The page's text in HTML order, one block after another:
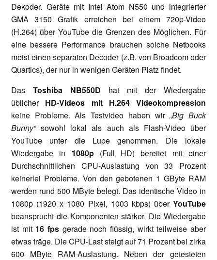
Dekoder. Geräte mit Intel Atom N550 und integrierter
GMA 3150 Grafik erreichen bei einem 720p-Video
(H.264) über YouTube die Grenzen des Möglichen. Für
eine bessere Performance brauchen solche Netbooks
meist einen separaten Decoder (z.B. von Broadcom oder
Quartics), der nur in wenigen Geräten Platz findet.
Das Toshiba NB550D hat mit der Wiedergabe
üblicher HD-Videos mit H.264 Videokompression
keine Probleme. Als Testvideo haben wir„Big Buck
Bunny“sowohl lokal als auch als Flash-Video über
YouTube unter die Lupe genommen. Die lokale
Wiedergabe in 1080p(Full HD) bereitet mit einer
Durchschnittlichen CPU-Auslastung von 33 Prozent
keinerlei Probleme. Von den gebotenen 1 GByte RAM
werden rund 500 MByte belegt. Das identische Video in
1080p (1920 x 1080 Pixel, 1003 kbps) über YouTube
beansprucht die Komponenten stärker. Die Wiedergabe
ist mit 16 fps gerade noch flüssig, wirkt teilweise aber
etwas träge. Die CPU-Last steigt auf 71 Prozent bei zirka
600 MByte RAM-Auslastung. Neben der getesteten